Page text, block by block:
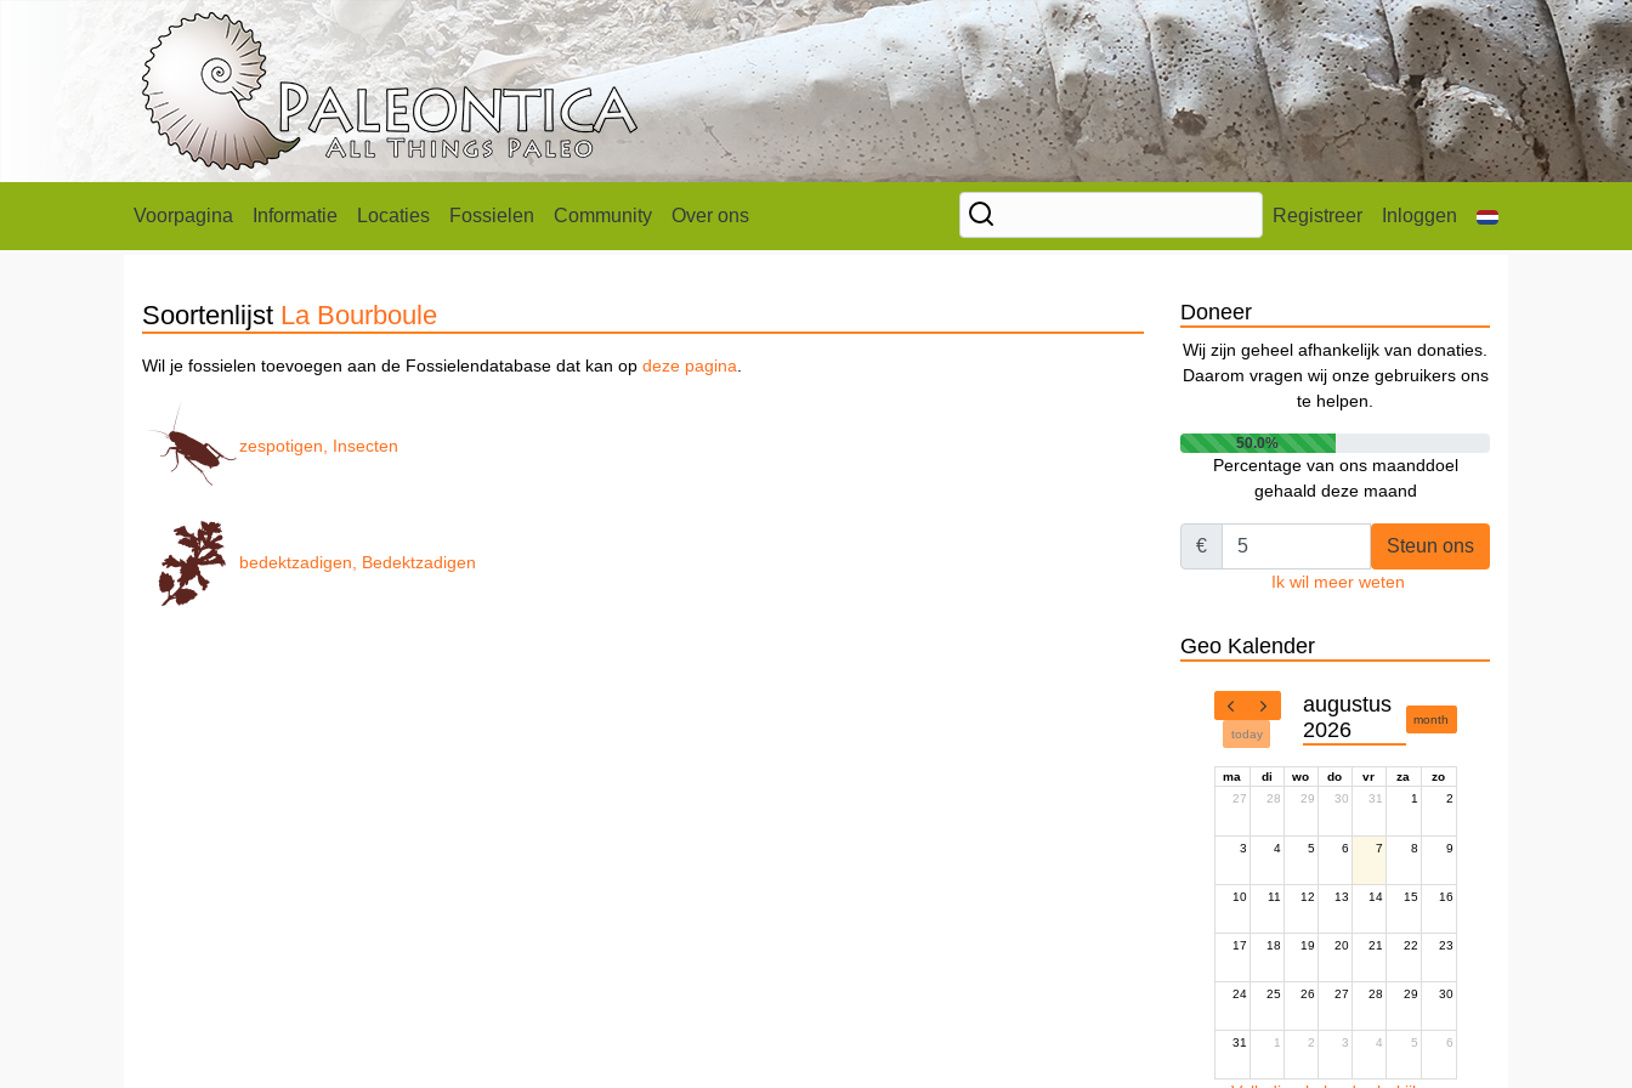
Voorpagina Informatie Locaties Fossielen Community Over ons Registreer Inloggen
Soortenlijst La Bourboule
Wil je fossielen toevoegen aan de Fossielendatabase dat kan op deze pagina
zespotigen, Insecten
bedektzadigen, Bedektzadigen
Doneer
Wij zijn geheel afhankelijk van donaties.
Daarom vragen wij onze gebruikers ons
te helpen.
50.0%
Percentage van ons maanddoel
gehaald deze maand
€ Steun ons
Ik wil meer weten
Geo Kalender
today
augustus
2026
month
ma di wo do vr za
zo
27
28 29 30 31 1 2
3 4 5 6 7 8 9
10 11 12 13 14 15 16
17 18 19 20 21 22 23
24 25 26 27 28 29 30
31 1 2 3 4 5 6